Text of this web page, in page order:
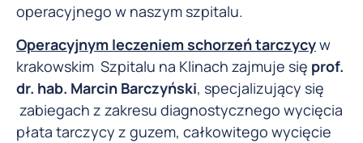
operacyjnego w naszym szpitalu.
Operacyjnym leczeniem schorzeń tarczycyw
krakowskim Szpitalu na Klinach zajmuje się prof.
dr. hab. Marcin Barczyński, specjalizujący się
zabiegach z zakresu diagnostycznego wycięcia
płata tarczycy z guzem, całkowitego wycięcie